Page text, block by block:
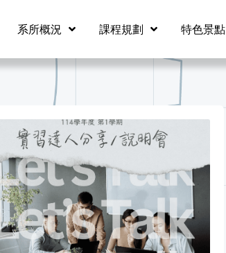
系所概況 課程規劃 特色景點